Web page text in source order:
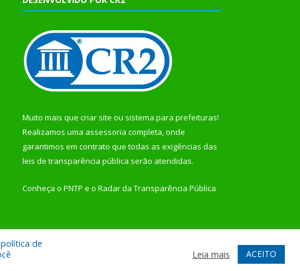
Muito mais que criar site ou sistema para prefeituras!
Realizamos uma assessoria completa, onde
garantimos em contrato que todas as exigências das
leis de transparência pública serão atendidas.
Conheça o PNTP e o Radar da Transparência Pública
do Site Acessar Webmail
de
Leia mais ACEITO